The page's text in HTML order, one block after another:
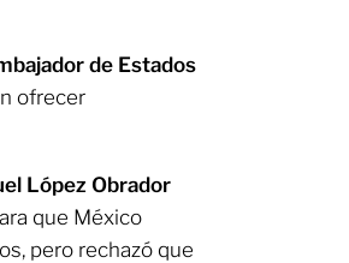
de Estados
ofrecer
López Obrador
que México
pero rechazó que